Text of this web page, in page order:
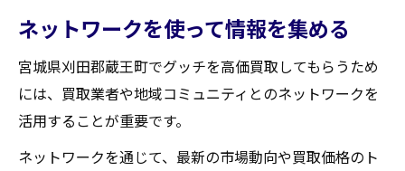
ネットワークを使って情報を集める
宮城県刈田郡蔵王町でグッチを高価買取してもらうため
には、買取業者や地域コミュニティとのネットワークを
活用することが重要です。
ネットワークを通じて、最新の市場動向や買取価格のト